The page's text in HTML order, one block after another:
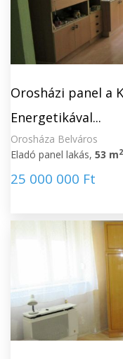
Orosházi panel a
Energetikával...
Orosháza Belváros
Eladó panel lakás, 53 m2
25 000 000 Ft